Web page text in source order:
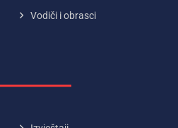
Vodiči i obrasci